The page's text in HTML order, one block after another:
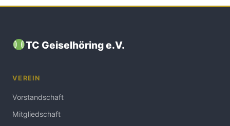
TC Geiselhöring e.V.
VEREIN
Vorstandschaft
Mitgliedschaft